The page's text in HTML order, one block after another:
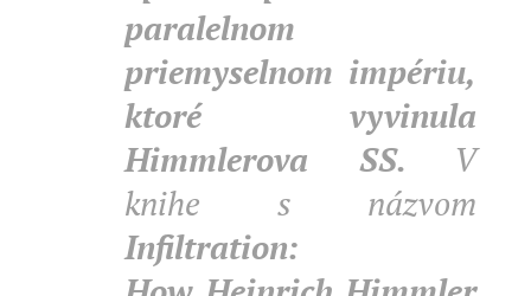
paralelnom
priemyselnom impériu,
ktoré vyvinula
Himmlerova SS. V
knihe s názvom
Infiltration: